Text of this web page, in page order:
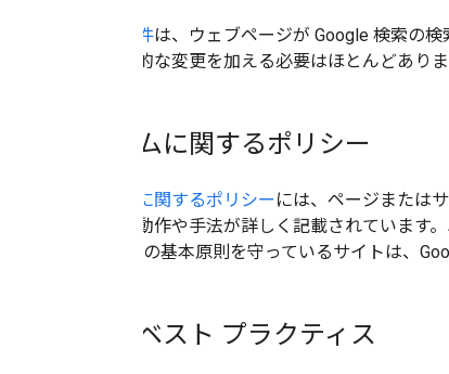
技術要件は、ウェブページが Google 検索の
に技術的な変更を加える必要はほとんどあり
スパムに関するポリシー
スパムに関するポリシー には、ページまたは
となる動作や手法が詳しく記載されています
Google の基本原則を守っているサイトは、
主なベスト プラクティス